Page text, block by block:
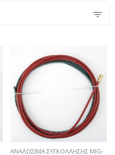
ΑΝΑΛΏΣΙΜΑ ΣΥΓΚΌΛΛΗΣΗΣ MIG-